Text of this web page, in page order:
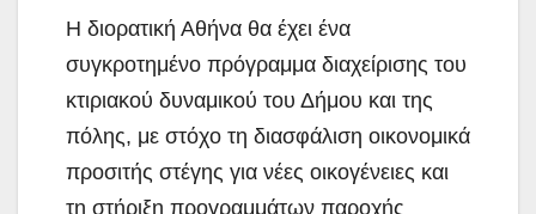
Η διορατική Αθήνα θα έχει ένα
συγκροτημένο πρόγραμμα διαχείρισης του
κτιριακού δυναμικού του Δήμου και της
πόλης, με στόχο τη διασφάλιση οικονομικά
προσιτής στέγης για νέες οικογένειες και
τη στήριξη προγραμμάτων παροχής